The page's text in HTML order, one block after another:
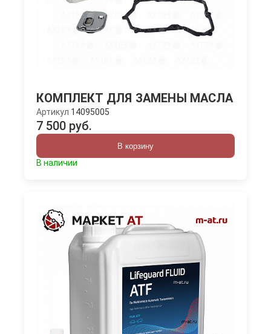
КОМПЛЕКТ ДЛЯ ЗАМЕНЫ МАСЛА
Артикул 14095005
7 500 руб.
В корзину
В наличии